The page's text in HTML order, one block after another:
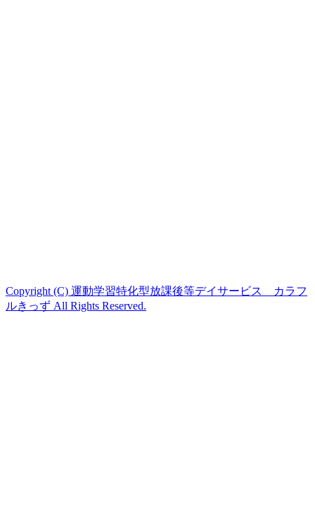
Copyright (C) 運動学習特化型放課後等デイサービス カラフ
ルきっず All Rights Reserved.